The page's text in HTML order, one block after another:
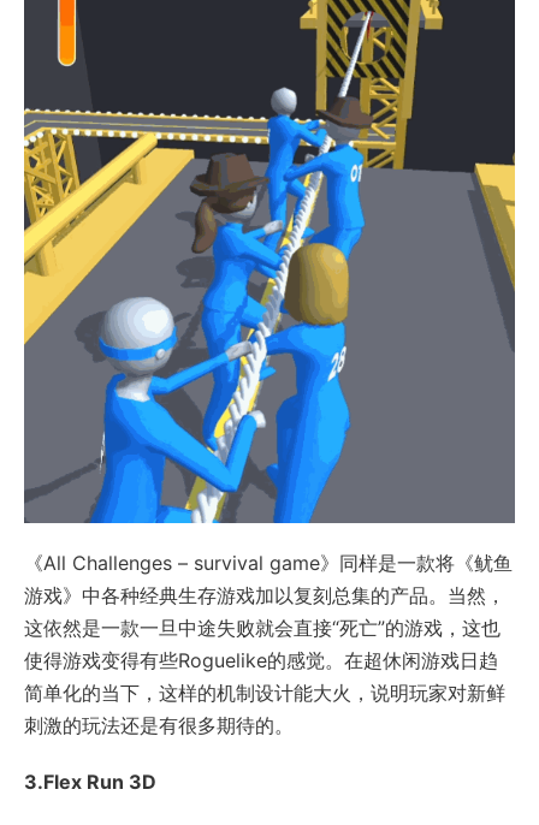
《All Challenges – survival game》同样是一款将《鱿鱼
游戏》中各种经典生存游戏加以复刻总集的产品。当然，
这依然是一款一旦中途失败就会直接“死亡”的游戏，这也
使得游戏变得有些Roguelike的感觉。在超休闲游戏日趋
简单化的当下，这样的机制设计能大火，说明玩家对新鲜
刺激的玩法还是有很多期待的。
3.Flex Run 3D